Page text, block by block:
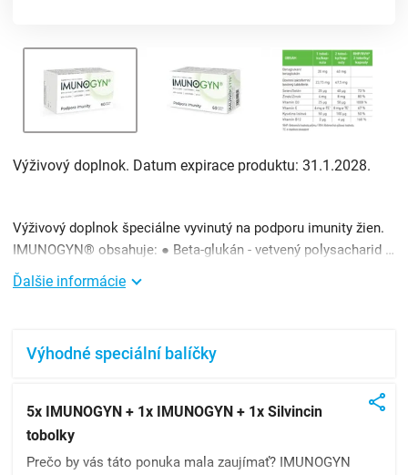
Výživový doplnok. Datum expirace produktu: 31.1.2028.
Výživový doplnok špeciálne vyvinutý na podporu imunity žien.
IMUNOGYN® obsahuje: ● Beta-glukán - vetvený polysacharid získaný z bunkových stien kvasiniek Sacc ...
Ďalšie informácie
Výhodné speciální balíčky
5x IMUNOGYN + 1x IMUNOGYN + 1x Silvincin
tobolky
Prečo by vás táto ponuka mala zaujímať? IMUNOGYN